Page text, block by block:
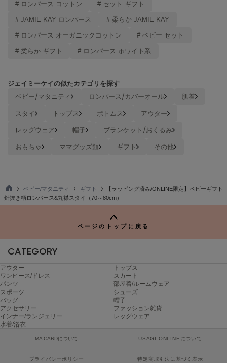
NIKE
NOWNS
null.
ヌル
オン
ORGUE
オルグ
パトリック
Philly chocolate
フィリーチョコレート
poláura
ポローラ
# ロンパース コットン # セット ギフト
# JAMIE KAY ロンパース # 柔らか JAMIE KAY
# ロンパース オーガニックコットン # ベビー セット
# 柔らか ギフト # ロンパース ホワイト系
ジェイミーケイの似たカテゴリを探す
ベビー/マタニティ ロンパース/カバーオール
肌着
スタイ
トップス ボトムス
アウター
レッグウェア
帽子
ブランケット/おくるみ
おもちゃ
ママグッズ類 ギフト その他
TO
P
ベビー/マタニティ ギフト
【ラッピング済み/ONLINE限定】ベビーギフト
針抜き柄ロンパース&丸襟スタイ（70～80cm）
ページのトップに戻る
CATEGORY
アウター
トップス
ワンピース/ドレス
スカート
パンツ
部屋着/ルームウェア
スポーツ
シューズ
バッグ
帽子
アクセサリー
ファッション雑貨
インナー/ランジェリー
レッグウェア
水着/浴衣
MA CARDについて USAGI ONLINEについて
プライバシーポリシー 特定商取引法に基づく表示